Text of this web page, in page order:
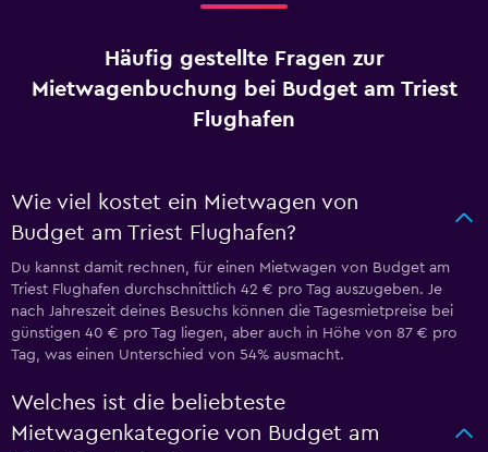
Häufig gestellte Fragen zur
Mietwagenbuchung bei Budget am Triest
Flughafen
Wie viel kostet ein Mietwagen von
Budget am Triest Flughafen?
Du kannst damit rechnen, für einen Mietwagen von Budget am
Triest Flughafen durchschnittlich 42 € pro Tag auszugeben. Je
nach Jahreszeit deines Besuchs können die Tagesmietpreise bei
günstigen 40 € pro Tag liegen, aber auch in Höhe von 87 € pro
Tag, was einen Unterschied von 54% ausmacht.
Welches ist die beliebteste
Mietwagenkategorie von Budget am